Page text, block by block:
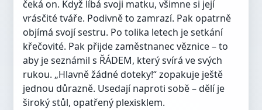
čeká on. Když líbá svoji matku, všimne si její
vrásčité tváře. Podivně to zamrazí. Pak opatrně
objímá svojí sestru. Po tolika letech je setkání
křečovité. Pak přijde zaměstnanec věznice – to
aby je seznámil s ŘÁDEM, který svírá ve svých
rukou. „Hlavně žádné doteky!“ zopakuje ještě
jednou důrazně. Usedají naproti sobě – dělí je
široký stůl, opatřený plexisklem.